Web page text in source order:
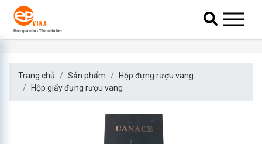
Trang chủ Sản phẩm
Hộp đựng rượu vang
Hộp giấy đựng rượu vang